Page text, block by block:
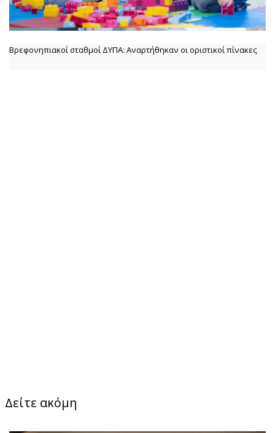
Βρεφονηπιακοί σταθμοί ΔΥΠΑ: Αναρτήθηκαν οι οριστικοί πίνακες
Δείτε ακόμη